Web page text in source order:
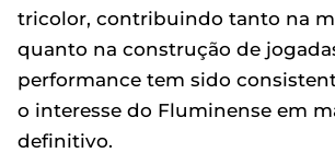
tricolor, contribuindo tanto na
quanto na construção de
performance tem sido
o interesse do Fluminense em
definitivo.